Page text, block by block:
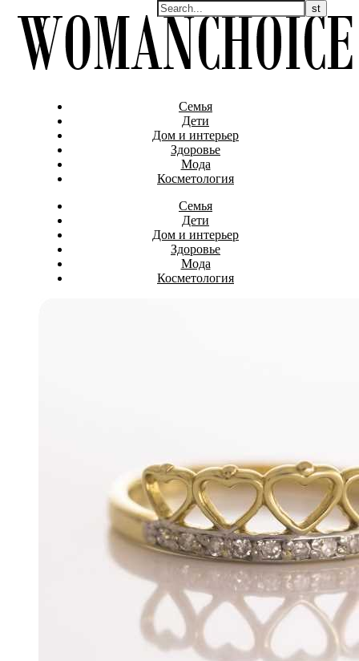
Семья
Дети
Дом и интерьер
Здоровье
Мода
Косметология
Семья
Дети
Дом и интерьер
Здоровье
Мода
Косметология